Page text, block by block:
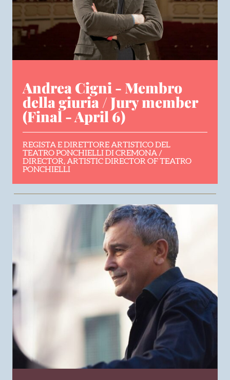
Andrea Cigni - Membro
della giuria / Jury member
(Final - April 6)
REGISTA E DIRETTORE ARTISTICO DEL
TEATRO PONCHIELLI DI CREMONA /
DIRECTOR, ARTISTIC DIRECTOR OF TEATRO
PONCHIELLI